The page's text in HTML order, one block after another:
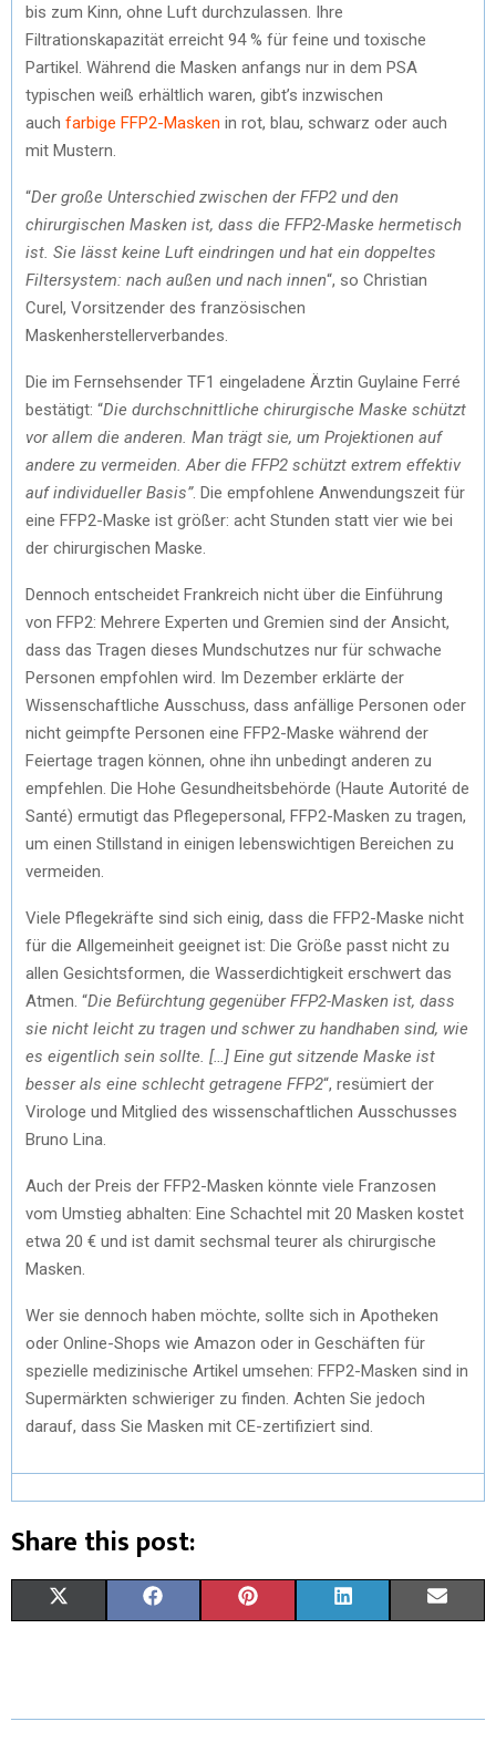
bis zum Kinn, ohne Luft durchzulassen. Ihre
Filtrationskapazität erreicht 94 % für feine und toxische
Partikel. Während die Masken anfangs nur in dem PSA
typischen weiß erhältlich waren, gibt’s inzwischen
auch farbige FFP2-Masken in rot, blau, schwarz oder auch
mit Mustern.
“Der große Unterschied zwischen der FFP2 und den
chirurgischen Masken ist, dass die FFP2-Maske hermetisch
ist. Sie lässt keine Luft eindringen und hat ein doppeltes
Filtersystem: nach außen und nach innen“, so Christian
Curel, Vorsitzender des französischen
Maskenherstellerverbandes.
Die im Fernsehsender TF1 eingeladene Ärztin Guylaine Ferré
bestätigt: “Die durchschnittliche chirurgische Maske schützt
vor allem die anderen. Man trägt sie, um Projektionen auf
andere zu vermeiden. Aber die FFP2 schützt extrem effektiv
auf individueller Basis”. Die empfohlene Anwendungszeit für
eine FFP2-Maske ist größer: acht Stunden statt vier wie bei
der chirurgischen Maske.
Dennoch entscheidet Frankreich nicht über die Einführung
von FFP2: Mehrere Experten und Gremien sind der Ansicht,
dass das Tragen dieses Mundschutzes nur für schwache
Personen empfohlen wird. Im Dezember erklärte der
Wissenschaftliche Ausschuss, dass anfällige Personen oder
nicht geimpfte Personen eine FFP2-Maske während der
Feiertage tragen können, ohne ihn unbedingt anderen zu
empfehlen. Die Hohe Gesundheitsbehörde (Haute Autorité de
Santé) ermutigt das Pflegepersonal, FFP2-Masken zu tragen,
um einen Stillstand in einigen lebenswichtigen Bereichen zu
vermeiden.
Viele Pflegekräfte sind sich einig, dass die FFP2-Maske nicht
für die Allgemeinheit geeignet ist: Die Größe passt nicht zu
allen Gesichtsformen, die Wasserdichtigkeit erschwert das
Atmen. “Die Befürchtung gegenüber FFP2-Masken ist, dass
sie nicht leicht zu tragen und schwer zu handhaben sind, wie
es eigentlich sein sollte. […] Eine gut sitzende Maske ist
besser als eine schlecht getragene FFP2“, resümiert der
Virologe und Mitglied des wissenschaftlichen Ausschusses
Bruno Lina.
Auch der Preis der FFP2-Masken könnte viele Franzosen
vom Umstieg abhalten: Eine Schachtel mit 20 Masken kostet
etwa 20 € und ist damit sechsmal teurer als chirurgische
Masken.
Wer sie dennoch haben möchte, sollte sich in Apotheken
oder Online-Shops wie Amazon oder in Geschäften für
spezielle medizinische Artikel umsehen: FFP2-Masken sind in
Supermärkten schwieriger zu finden. Achten Sie jedoch
darauf, dass Sie Masken mit CE-zertifiziert sind.
Share this post:
W E T K I